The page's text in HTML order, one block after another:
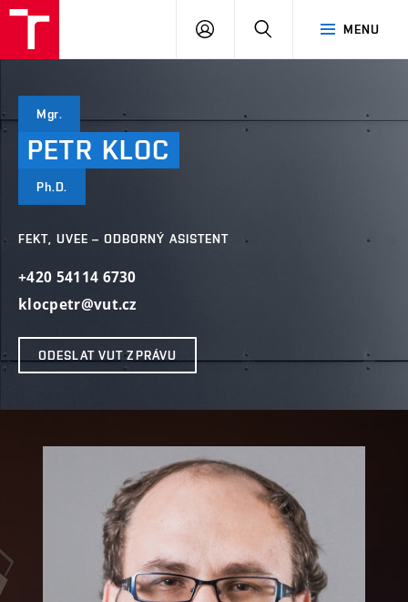
MENU
PŘIHLÁSIT
Mgr.
PETR KLOC
Ph.D.
FEKT, UVEE – ODBORNÝ ASISTENT
+420 54114 6730
klocpetr@vut.cz
ODESLAT VUT ZPRÁVU